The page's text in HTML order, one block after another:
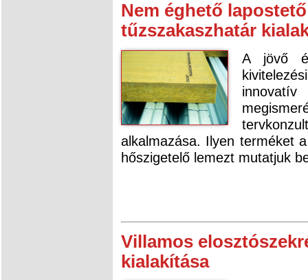
Nem éghető
tűzszakaszhatár
A jövő
alkalmazása. Ilyen terméket
hőszigetelő lemezt mutatjuk
Villamos
kialakítása